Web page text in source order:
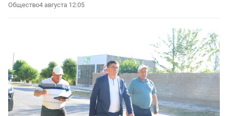
Общество4 августа 12:05